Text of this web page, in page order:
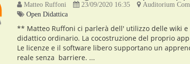
Matteo Ruffoni 23/09/2020 16:35
Auditorium
Open Didattica
** Matteo Ruffoni ci parlerà dell' utilizzo delle wiki
didattico ordinario. La cocostruzione del proprio
Le licenze e il software libero supportano un
reale senza barriere. ...